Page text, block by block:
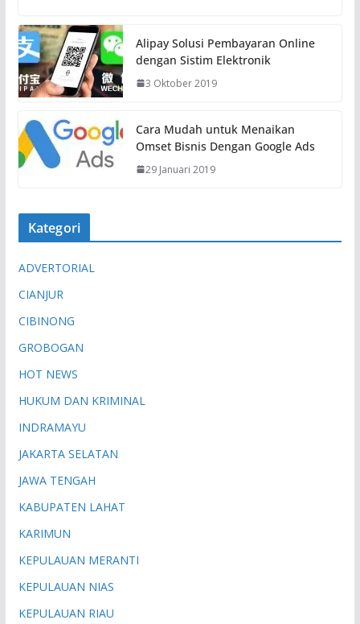
u
a
t
.
Alipay Solusi Pembayaran Online
dengan Sistim Elektronik
3 Oktober 2019
Cara Mudah untuk Menaikan
Omset Bisnis Dengan Google Ads
29 Januari 2019
Kategori
ADVERTORIAL
CIANJUR
CIBINONG
GROBOGAN
HOT NEWS
HUKUM DAN KRIMINAL
INDRAMAYU
JAKARTA SELATAN
JAWA TENGAH
KABUPATEN LAHAT
KARIMUN
KEPULAUAN MERANTI
KEPULAUAN NIAS
KEPULAUAN RIAU